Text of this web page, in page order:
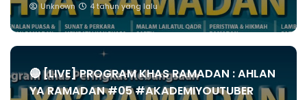
Unknown 4 tahun yang lalu
🔴 [LIVE] PROGRAM KHAS RAMADAN : AHLAN
YA RAMADAN #05 #AKADEMIYOUTUBER